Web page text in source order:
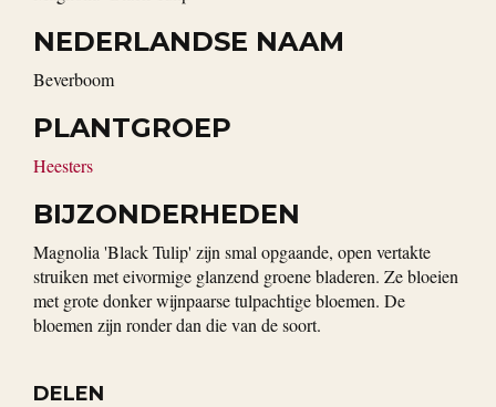
NEDERLANDSE NAAM
Beverboom
PLANTGROEP
Heesters
BIJZONDERHEDEN
Magnolia 'Black Tulip' zijn smal opgaande, open vertakte
struiken met eivormige glanzend groene bladeren. Ze bloeien
met grote donker wijnpaarse tulpachtige bloemen. De
bloemen zijn ronder dan die van de soort.
DELEN